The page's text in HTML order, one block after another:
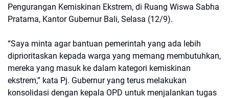
Pengurangan Kemiskinan Ekstrem, di Ruang Wiswa Sabha
Pratama, Kantor Gubernur Bali, Selasa (12/9).
“Saya minta agar bantuan pemerintah yang ada lebih
diprioritaskan kepada warga yang memang membutuhkan,
mereka yang masuk ke dalam kategori kemiskinan
ekstrem,” kata Pj. Gubernur yang terus melakukan
konsolidasi dengan kepala OPD untuk menjalankan tugas